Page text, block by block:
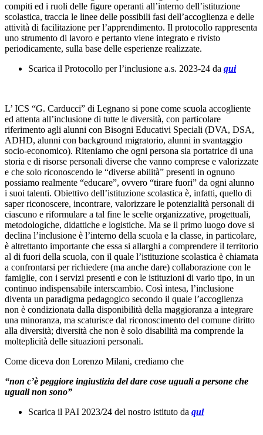
compiti ed i ruoli delle figure operanti all’interno dell’istituzione
scolastica, traccia le linee delle possibili fasi dell’accoglienza e delle
attività di facilitazione per l’apprendimento. Il protocollo rappresenta
uno strumento di lavoro e pertanto viene integrato e rivisto
periodicamente, sulla base delle esperienze realizzate.
Scarica il Protocollo per l’inclusione a.s. 2023-24 da qui
L’ ICS “G. Carducci” di Legnano si pone come scuola accogliente
ed attenta all’inclusione di tutte le diversità, con particolare
riferimento agli alunni con Bisogni Educativi Speciali (DVA, DSA,
ADHD, alunni con background migratorio, alunni in svantaggio
socio-economico). Riteniamo che ogni persona sia portatrice di una
storia e di risorse personali diverse che vanno comprese e valorizzate
e che solo riconoscendo le “diverse abilità” presenti in ognuno
possiamo realmente “educare”, ovvero “tirare fuori” da ogni alunno
i suoi talenti. Obiettivo dell’istituzione scolastica è, infatti, quello di
saper riconoscere, incontrare, valorizzare le potenzialità personali di
ciascuno e riformulare a tal fine le scelte organizzative, progettuali,
metodologiche, didattiche e logistiche. Ma se il primo luogo dove si
declina l’inclusione è l’interno della scuola e la classe, in particolare,
è altrettanto importante che essa si allarghi a comprendere il territorio
al di fuori della scuola, con il quale l’istituzione scolastica è chiamata
a confrontarsi per richiedere (ma anche dare) collaborazione con le
famiglie, con i servizi presenti e con le istituzioni di vario tipo, in un
continuo indispensabile interscambio. Così intesa, l’inclusione
diventa un paradigma pedagogico secondo il quale l’accoglienza
non è condizionata dalla disponibilità della maggioranza a integrare
una minoranza, ma scaturisce dal riconoscimento del comune diritto
alla diversità; diversità che non è solo disabilità ma comprende la
molteplicità delle situazioni personali.
Come diceva don Lorenzo Milani, crediamo che
“non c’è peggiore ingiustizia del dare cose uguali a persone che
uguali non sono”
Scarica il PAI 2023/24 del nostro istituto da qui